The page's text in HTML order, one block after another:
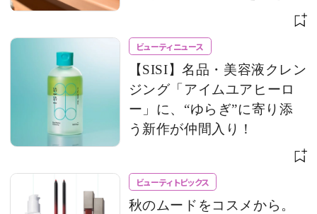
ビューティニュース
【SISI】名品・美容液クレン
ジング「アイムユアヒーロ
ー」に、“ゆらぎ”に寄り添
う新作が仲間入り！
ビューティトピックス
秋のムードをコスメから。